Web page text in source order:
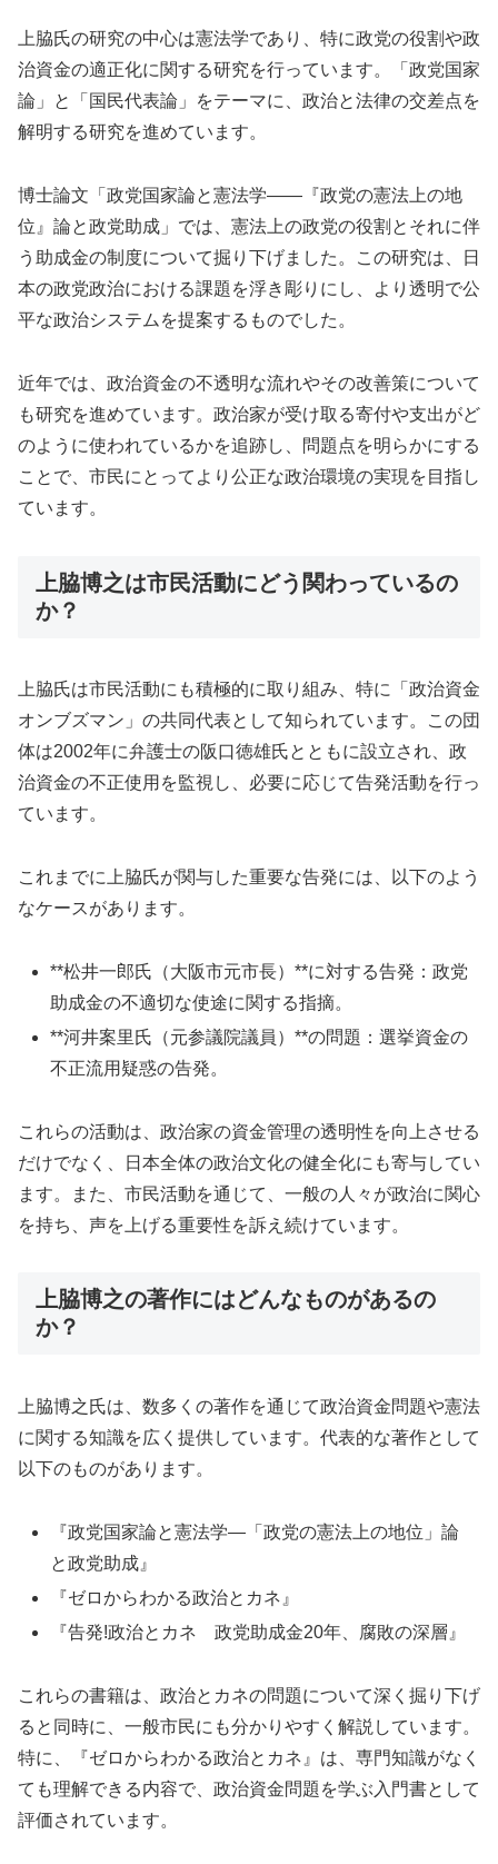
上脇氏の研究の中心は憲法学であり、特に政党の役割や政
治資金の適正化に関する研究を行っています。「政党国家
論」と「国民代表論」をテーマに、政治と法律の交差点を
解明する研究を進めています。
博士論文「政党国家論と憲法学――『政党の憲法上の地
位』論と政党助成」では、憲法上の政党の役割とそれに伴
う助成金の制度について掘り下げました。この研究は、日
本の政党政治における課題を浮き彫りにし、より透明で公
平な政治システムを提案するものでした。
近年では、政治資金の不透明な流れやその改善策について
も研究を進めています。政治家が受け取る寄付や支出がど
のように使われているかを追跡し、問題点を明らかにする
ことで、市民にとってより公正な政治環境の実現を目指し
ています。
上脇博之は市民活動にどう関わっているの
か？
上脇氏は市民活動にも積極的に取り組み、特に「政治資金
オンブズマン」の共同代表として知られています。この団
体は2002年に弁護士の阪口徳雄氏とともに設立され、政
治資金の不正使用を監視し、必要に応じて告発活動を行っ
ています。
これまでに上脇氏が関与した重要な告発には、以下のよう
なケースがあります。
**松井一郎氏（大阪市元市長）**に対する告発：政党
助成金の不適切な使途に関する指摘。
**河井案里氏（元参議院議員）**の問題：選挙資金の
不正流用疑惑の告発。
これらの活動は、政治家の資金管理の透明性を向上させる
だけでなく、日本全体の政治文化の健全化にも寄与してい
ます。また、市民活動を通じて、一般の人々が政治に関心
を持ち、声を上げる重要性を訴え続けています。
上脇博之の著作にはどんなものがあるの
か？
上脇博之氏は、数多くの著作を通じて政治資金問題や憲法
に関する知識を広く提供しています。代表的な著作として
以下のものがあります。
『政党国家論と憲法学―「政党の憲法上の地位」論
と政党助成』
『ゼロからわかる政治とカネ』
『告発!政治とカネ 政党助成金20年、腐敗の深層』
これらの書籍は、政治とカネの問題について深く掘り下げ
ると同時に、一般市民にも分かりやすく解説しています。
特に、『ゼロからわかる政治とカネ』は、専門知識がなく
ても理解できる内容で、政治資金問題を学ぶ入門書として
評価されています。